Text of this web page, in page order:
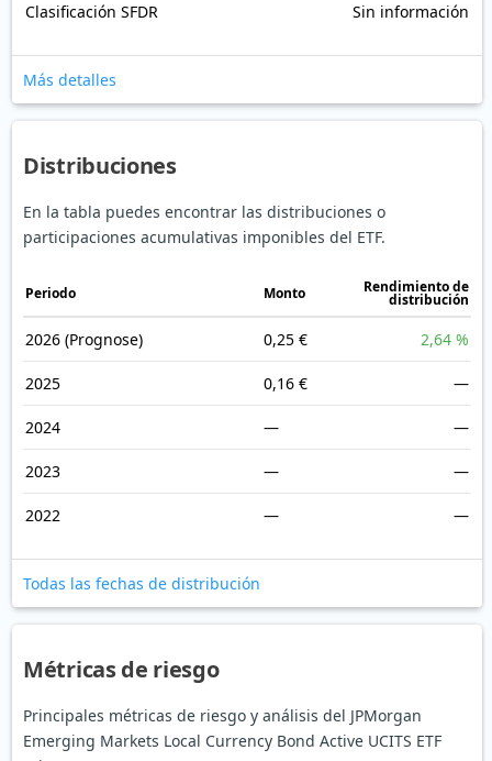
Clasificación SFDR Sin información
Más detalles
Distribuciones
En la tabla puedes encontrar las distribuciones o
participaciones acumulativas imponibles del ETF.
Periodo Monto Rendimiento de
distribución
2026 (Prognose) 0,25 € 2,64 %
2025 0,16 € —
2024 — —
2023 — —
2022 — —
Todas las fechas de distribución
Métricas de riesgo
Principales métricas de riesgo y análisis del JPMorgan
Emerging Markets Local Currency Bond Active UCITS ETF